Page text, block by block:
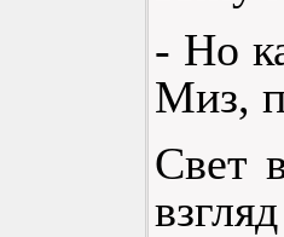
- Но
Миз,
Свет